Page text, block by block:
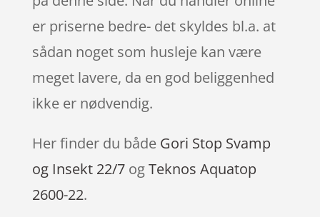
er priserne bedre- det skyldes bl.a. at
sådan noget som husleje kan være
meget lavere, da en god beliggenhed
ikke er nødvendig.
Her finder du både Gori Stop Svamp
og Insekt 22/7ogTeknos Aquatop
2600-22.